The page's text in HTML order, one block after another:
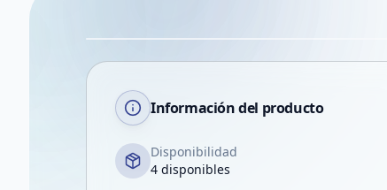
Información del producto
Disponibilidad
4 disponibles